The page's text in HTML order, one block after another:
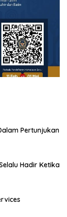
Pertunjukan
Hadir Ketika